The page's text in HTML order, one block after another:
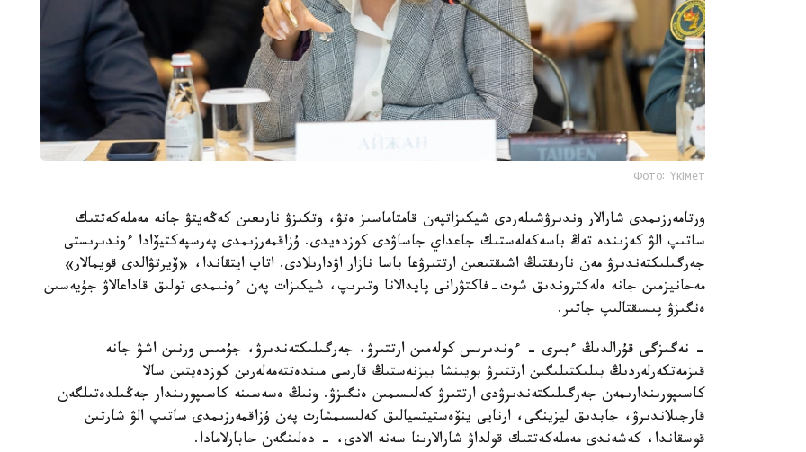
Фото: Үкімет
ورتامەرزىمدى شارالار وندىرۋشىلەردى شيكىزاتپەن قامتاماسىز ەتۋ، وتكىزۋ نارىعىن كەڭەيتۋ جانە مەملەكەتتىك
ساتىپ الۋ كەزىندە تەڭ باسەكەلەستىك جاعداي جاساۋدى كوزدەيدى. ۇزاقمەرزىمدى پەرسپەكتيۆادا ءوندىرىستى
جەرگىلىكتەندىرۋ مەن نارىقتىڭ اشىقتىعىن ارتتىرۋعا باسا نازار اۋدارىلادى. اتاپ ايتقاندا، «ۆيرتۋالدى قويمالار»
مەحانيزمىن جانە ەلەكتروندىق شوت-فاكتۋرانى پايدالانا وتىرىپ، شيكىزات پەن ءونىمدى تولىق قاداعالاۋ جۇيەسىن
ەنگىزۋ پىسىقتالىپ جاتىر.
- نەگىزگى قۇرالدىڭ ءبىرى - ءوندىرىس كولەمىن ارتتىرۋ، جەرگىلىكتەندىرۋ، جۇمىس ورنىن اشۋ جانە
قىزمەتكەرلەردىڭ بىلىكتىلىگىن ارتتىرۋ بويىنشا بيزنەستىڭ قارسى مىندەتتەمەلەرىن كوزدەيتىن سالا
كاسىپورىندارىمەن جەرگىلىكتەندىرۋدى ارتتىرۋ كەلىسىمىن ەنگىزۋ. ونىڭ ەسەسىنە كاسىپورىندار جەڭىلدەتىلگەن
قارجىلاندىرۋ، جابدىق ليزينگى، ارنايى ينۆەستيتسيالىق كەلىسىمشارت پەن ۇزاقمەرزىمدى ساتىپ الۋ شارتىن
قوسقاندا، كەشەندى مەملەكەتتىك قولداۋ شارالارىنا سەنە الادى، - دەلىنگەن حابارلامادا.